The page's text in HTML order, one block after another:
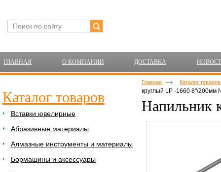
ГЛАВНАЯ О КОМПАНИИ ДОСТАВКА
Каталог товаров
Вставки ювелирные
Абразивные материалы
Алмазные инструменты и материалы
Бормашины и аксессуары
Главная Каталог
круглый LP -1660 8"/200мм
Напильник